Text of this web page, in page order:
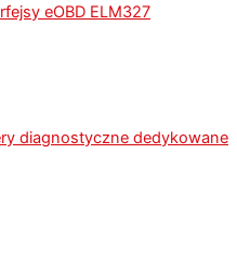
eOBD ELM327
diagnostyczne dedykowane